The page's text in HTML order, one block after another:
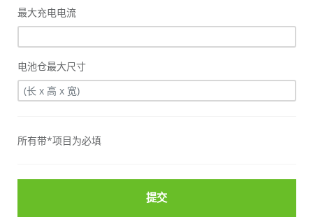
最大充电电流
电池仓最大尺寸
所有带*项目为必填
提交